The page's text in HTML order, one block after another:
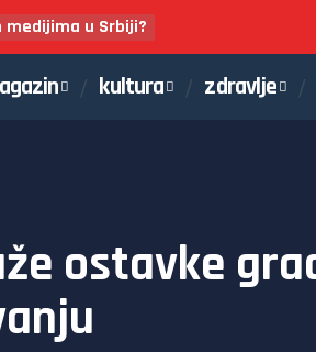
u Srbiji?
kultura zdravlje
ostavke